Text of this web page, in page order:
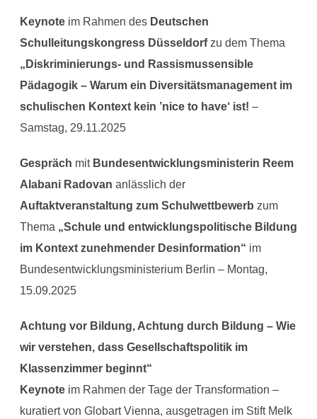
Keynoteim Rahmen des Deutschen
Schulleitungskongress Düsseldorfzu dem Thema
„Diskriminierungs- und Rassismussensible
Pädagogik – Warum ein Diversitätsmanagement im
schulischen Kontext kein ’nice to have‘ ist! –
Samstag, 29.11.2025
Gespräch mit Bundesentwicklungsministerin Reem
Alabani Radovan anlässlich der
Auftaktveranstaltung zum Schulwettbewerb zum
Thema„Schule und entwicklungspolitische Bildung
im Kontext zunehmender Desinformation“ im
Bundesentwicklungsministerium Berlin – Montag,
15.09.2025
Achtung vor Bildung, Achtung durch Bildung – Wie
wir verstehen, dass Gesellschaftspolitik im
Klassenzimmer beginnt“
Keynoteim Rahmen der Tage der Transformation –
kuratiert von Globart Vienna, ausgetragen im Stift Melk